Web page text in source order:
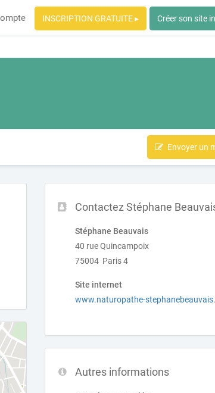
INSCRIPTION GRATUITE ▸ Créer son site
Envoyer un
Contactez Stéphane
Stéphane Beauvais
40 rue Quincampoix
75004 Paris 4
Site internet
www.naturopathe-
Autres informations